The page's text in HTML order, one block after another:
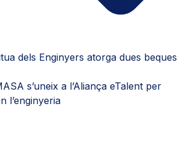
dels Enginyers atorga dues beques
s’uneix a l’Aliança eTalent per
l’enginyeria